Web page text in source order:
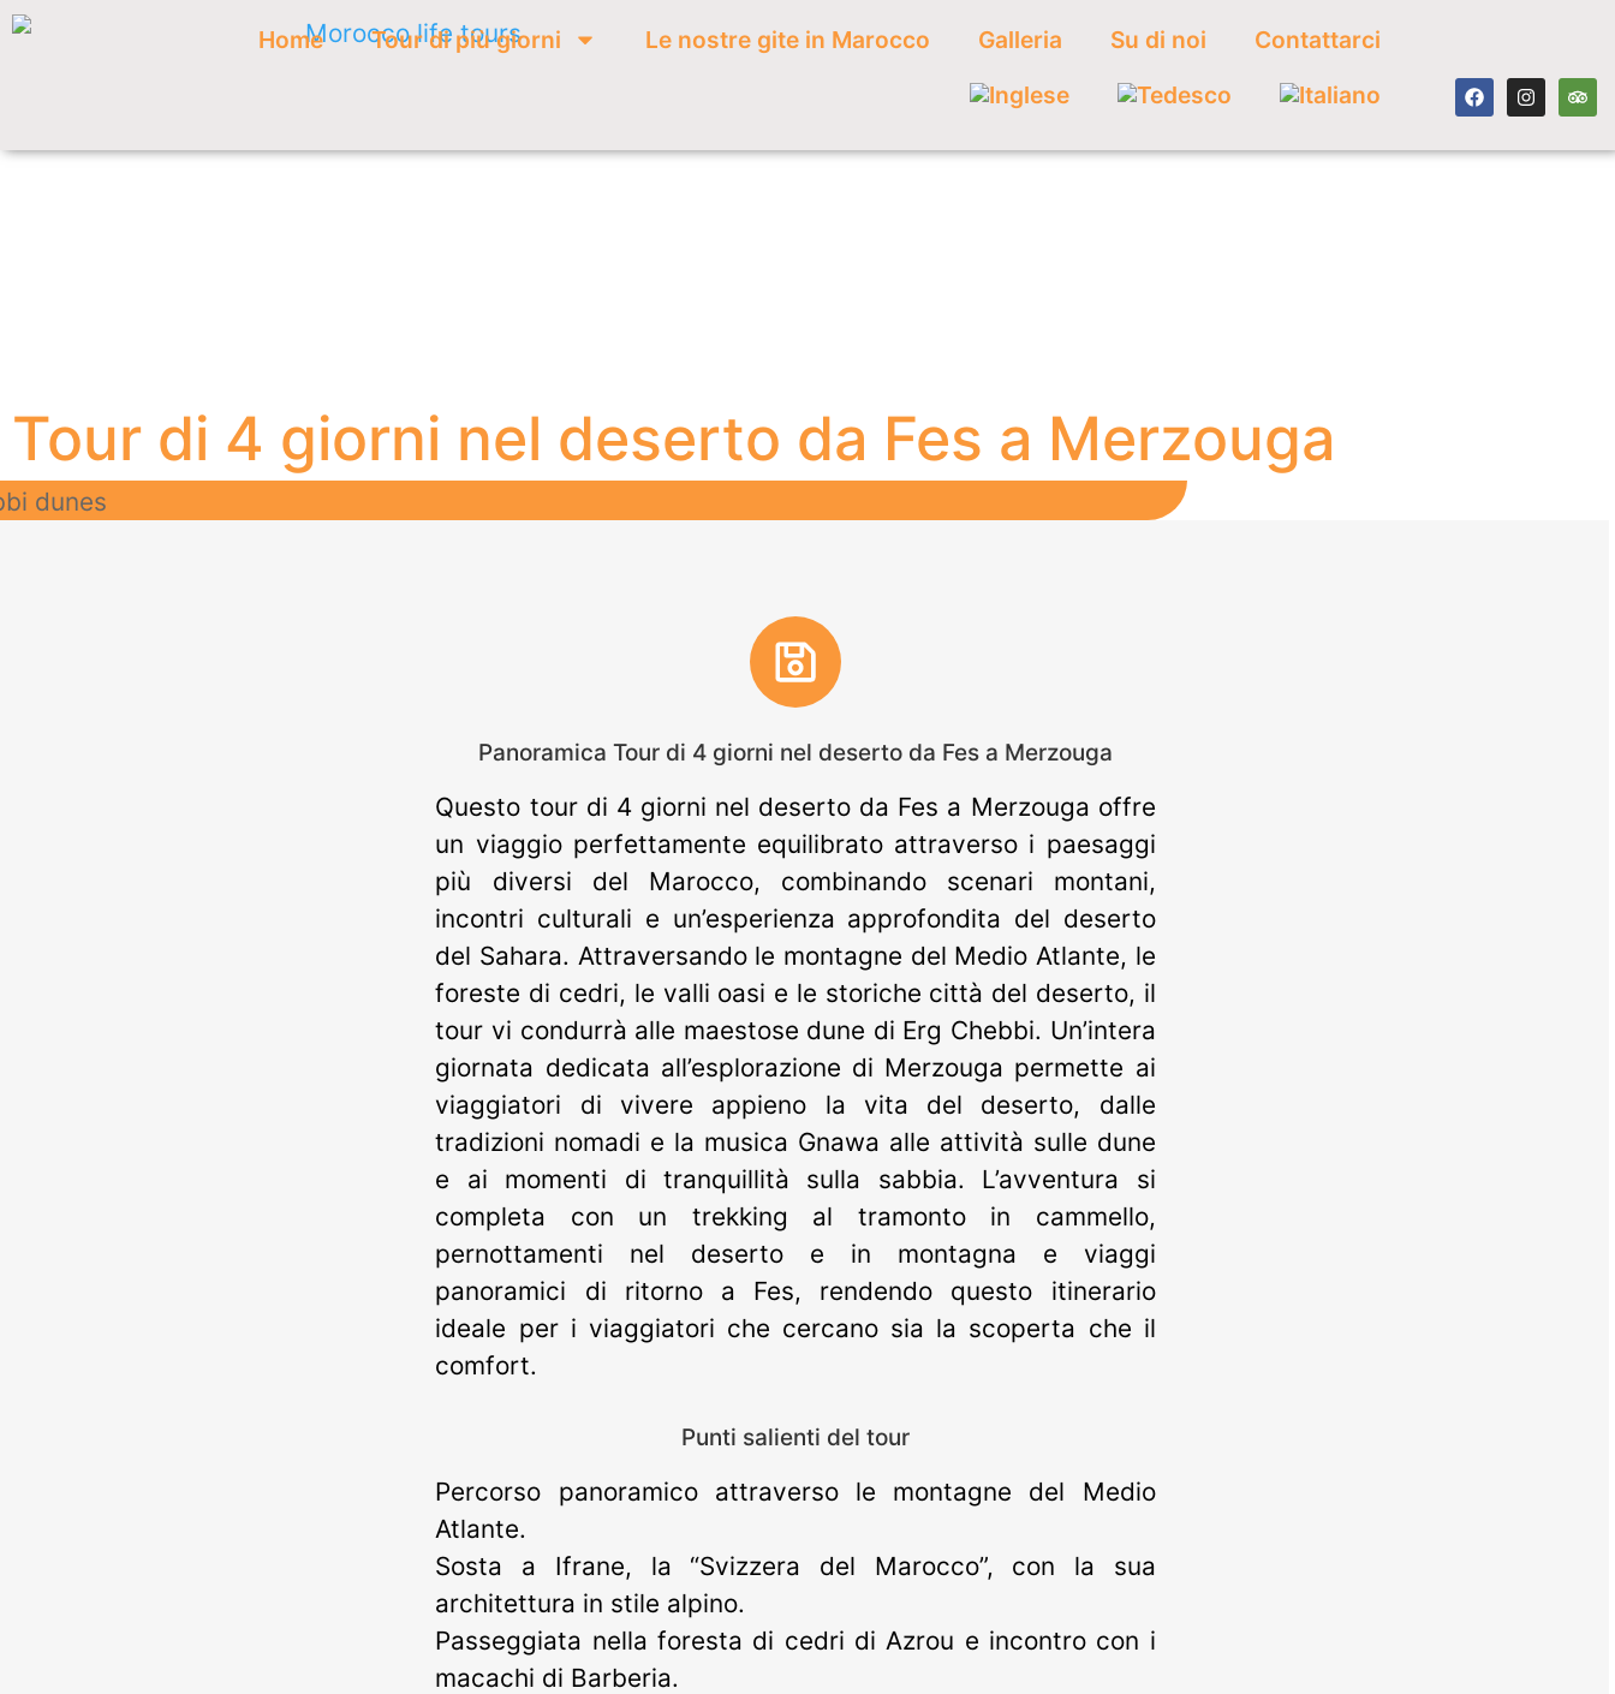
Home Tour di più giorni Le nostre gite in Marocco Galleria Su di noi Contattarci
Tour di 4 giorni nel deserto da Fes a Merzouga
Panoramica Tour di 4 giorni nel deserto da Fes a Merzouga
Questo tour di 4 giorni nel deserto da Fes a Merzouga offre
un viaggio perfettamente equilibrato attraverso i paesaggi
più diversi del Marocco, combinando scenari montani,
incontri culturali e un’esperienza approfondita del deserto
del Sahara. Attraversando le montagne del Medio Atlante, le
foreste di cedri, le valli oasi e le storiche città del deserto, il
tour vi condurrà alle maestose dune di Erg Chebbi. Un’intera
giornata dedicata all’esplorazione di Merzouga permette ai
viaggiatori di vivere appieno la vita del deserto, dalle
tradizioni nomadi e la musica Gnawa alle attività sulle dune
e ai momenti di tranquillità sulla sabbia. L’avventura si
completa con un trekking al tramonto in cammello,
pernottamenti nel deserto e in montagna e viaggi
panoramici di ritorno a Fes, rendendo questo itinerario
ideale per i viaggiatori che cercano sia la scoperta che il
comfort.
Punti salienti del tour
Percorso panoramico attraverso le montagne del Medio
Atlante.
Sosta a Ifrane, la “Svizzera del Marocco”, con la sua
architettura in stile alpino.
Passeggiata nella foresta di cedri di Azrou e incontro con i
macachi di Barberia.